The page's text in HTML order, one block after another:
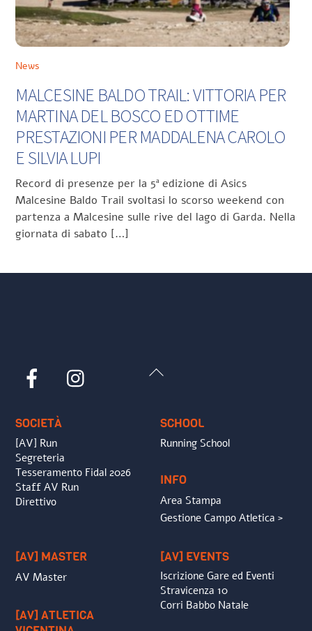
News
MALCESINE BALDO TRAIL: VITTORIA PER
MARTINA DEL BOSCO ED OTTIME
PRESTAZIONI PER MADDALENA CAROLO
E SILVIA LUPI
Record di presenze per la 5ª edizione di Asics
Malcesine Baldo Trail svoltasi lo scorso weekend con
partenza a Malcesine sulle rive del lago di Garda. Nella
giornata di sabato […]
Back
Facebook
SOCIETÀ
[AV] Run
Segreteria
Tesseramento Fidal 2026
Staff AV Run
Direttivo
SCHOOL
Running School
INFO
Area Stampa
Gestione Campo Atletica >
[AV] MASTER
AV Master
[AV] ATLETICA
[AV] EVENTS
Iscrizione Gare ed Eventi
Stravicenza 10
Corri Babbo Natale